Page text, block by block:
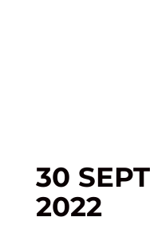
30
2022